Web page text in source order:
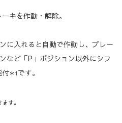
キを作動・解除。
に入れると自動で作動し、ブレー
など「P」ポジション以外にシフ
付＊1 です。
す。